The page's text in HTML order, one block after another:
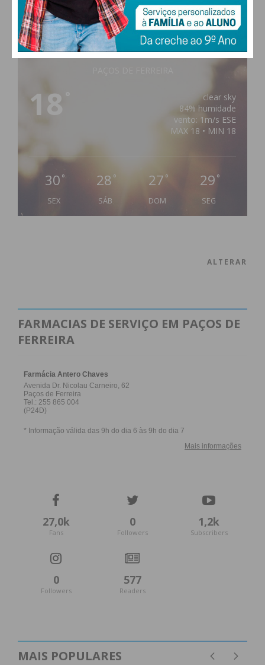
18
clear sky
84% humidade
vento: 1m/s ESE
MAX 18 • MIN 18
30 °
SEX
28 °
SÁB
27 °
DOM
29 °
SEG
ALTERAR
FARMACIAS DE SERVIÇO EM PAÇOS DE
FERREIRA
27,0k
Fans
0
Followers
1,2k
Subscribers
0
Followers
577
Readers
MAIS POPULARES